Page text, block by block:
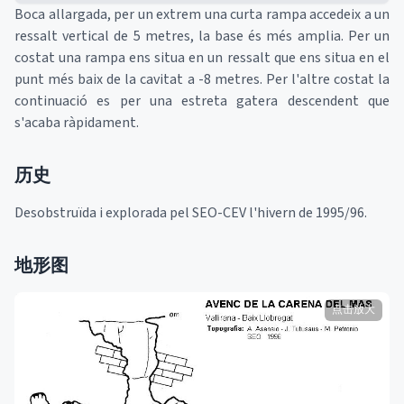
Boca allargada, per un extrem una curta rampa accedeix a un
ressalt vertical de 5 metres, la base és més amplia. Per un
costat una rampa ens situa en un ressalt que ens situa en el
punt més baix de la cavitat a -8 metres. Per l'altre costat la
continuació es per una estreta gatera descendent que
s'acaba ràpidament.
历史
Desobstruïda i explorada pel SEO-CEV l'hivern de 1995/96.
地形图
点击放大